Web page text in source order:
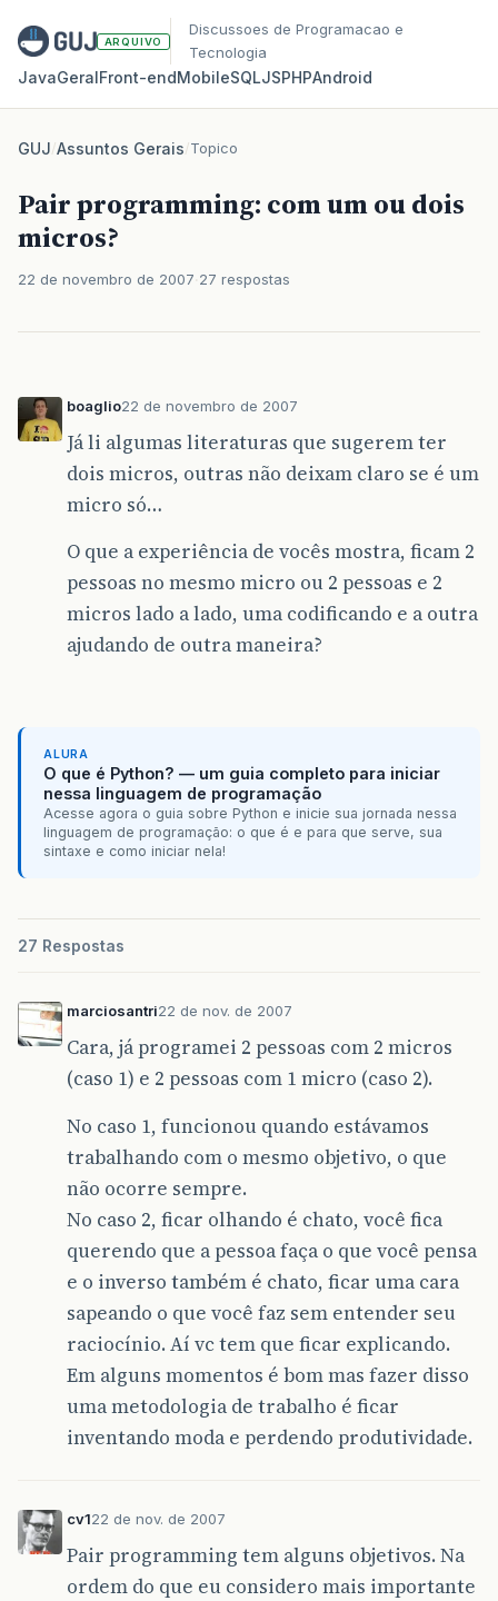
ARQUIVO
Discussoes de Programacao e
Tecnologia
JavaGeralFront‑endMobileSQLJSPHPAndroid
GUJ/Assuntos Gerais/Topico
Pair programming: com um ou dois
micros?
22 de novembro de 2007 27 respostas
boaglio22 de novembro de 2007
Já li algumas literaturas que sugerem ter
dois micros, outras não deixam claro se é um
micro só…
O que a experiência de vocês mostra, ficam 2
pessoas no mesmo micro ou 2 pessoas e 2
micros lado a lado, uma codificando e a outra
ajudando de outra maneira?
ALURA
O que é Python? — um guia completo para iniciar
nessa linguagem de programação
Acesse agora o guia sobre Python e inicie sua jornada nessa
linguagem de programação: o que é e para que serve, sua
sintaxe e como iniciar nela!
27 Respostas
marciosantri22 de nov. de 2007
Cara, já programei 2 pessoas com 2 micros
(caso 1) e 2 pessoas com 1 micro (caso 2).
No caso 1, funcionou quando estávamos
trabalhando com o mesmo objetivo, o que
não ocorre sempre.
No caso 2, ficar olhando é chato, você fica
querendo que a pessoa faça o que você pensa
e o inverso também é chato, ficar uma cara
sapeando o que você faz sem entender seu
raciocínio. Aí vc tem que ficar explicando.
Em alguns momentos é bom mas fazer disso
uma metodologia de trabalho é ficar
inventando moda e perdendo produtividade.
cv122 de nov. de 2007
Pair programming tem alguns objetivos. Na
ordem do que eu considero mais importante